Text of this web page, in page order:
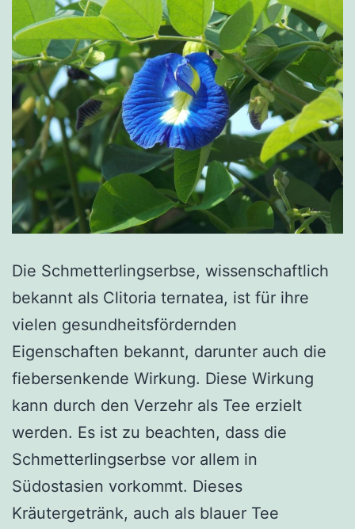
Die Schmetterlingserbse, wissenschaftlich
bekannt als Clitoria ternatea, ist für ihre
vielen gesundheitsfördernden
Eigenschaften bekannt, darunter auch die
fiebersenkende Wirkung. Diese Wirkung
kann durch den Verzehr als Tee erzielt
werden. Es ist zu beachten, dass die
Schmetterlingserbse vor allem in
Südostasien vorkommt. Dieses
Kräutergetränk, auch als blauer Tee